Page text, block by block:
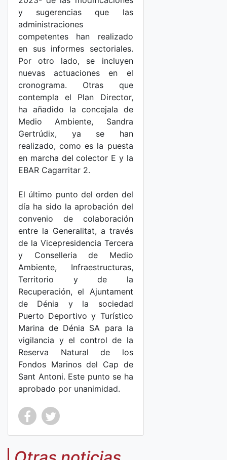
y sugerencias que las
administraciones
competentes han realizado
en sus informes sectoriales.
Por otro lado, se incluyen
nuevas actuaciones en el
cronograma. Otras que
contempla el Plan Director,
ha añadido la concejala de
Medio Ambiente, Sandra
Gertrúdix, ya se han
realizado, como es la puesta
en marcha del colector E y la
EBAR Cagarritar 2.
El último punto del orden del
día ha sido la aprobación del
convenio de colaboración
entre la Generalitat, a través
de la Vicepresidencia Tercera
y Conselleria de Medio
Ambiente, Infraestructuras,
Territorio y de la
Recuperación, el Ajuntament
de Dénia y la sociedad
Puerto Deportivo y Turístico
Marina de Dénia SA para la
vigilancia y el control de la
Reserva Natural de los
Fondos Marinos del Cap de
Sant Antoni. Este punto se ha
aprobado por unanimidad.
Co
mp
Co
mp